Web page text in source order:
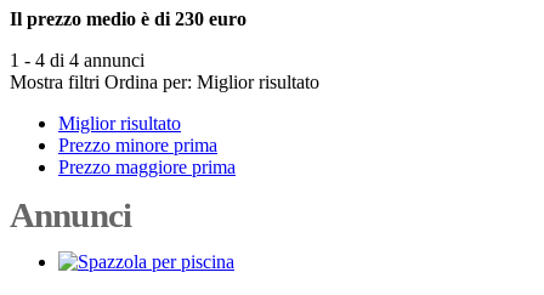
Il prezzo medio è di 230 euro
1 - 4 di 4 annunci
Mostra filtri Ordina per: Miglior risultato
Miglior risultato
Prezzo minore prima
Prezzo maggiore prima
Annunci